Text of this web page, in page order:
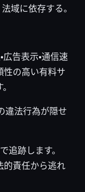
域に依存する。
告表示・通信速
性の高い有料サ
違法行為が隠せ
追跡します。
的責任から逃れ